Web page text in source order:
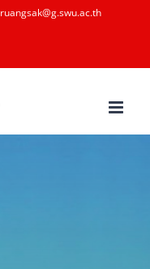
ruangsak@g.swu.ac.th